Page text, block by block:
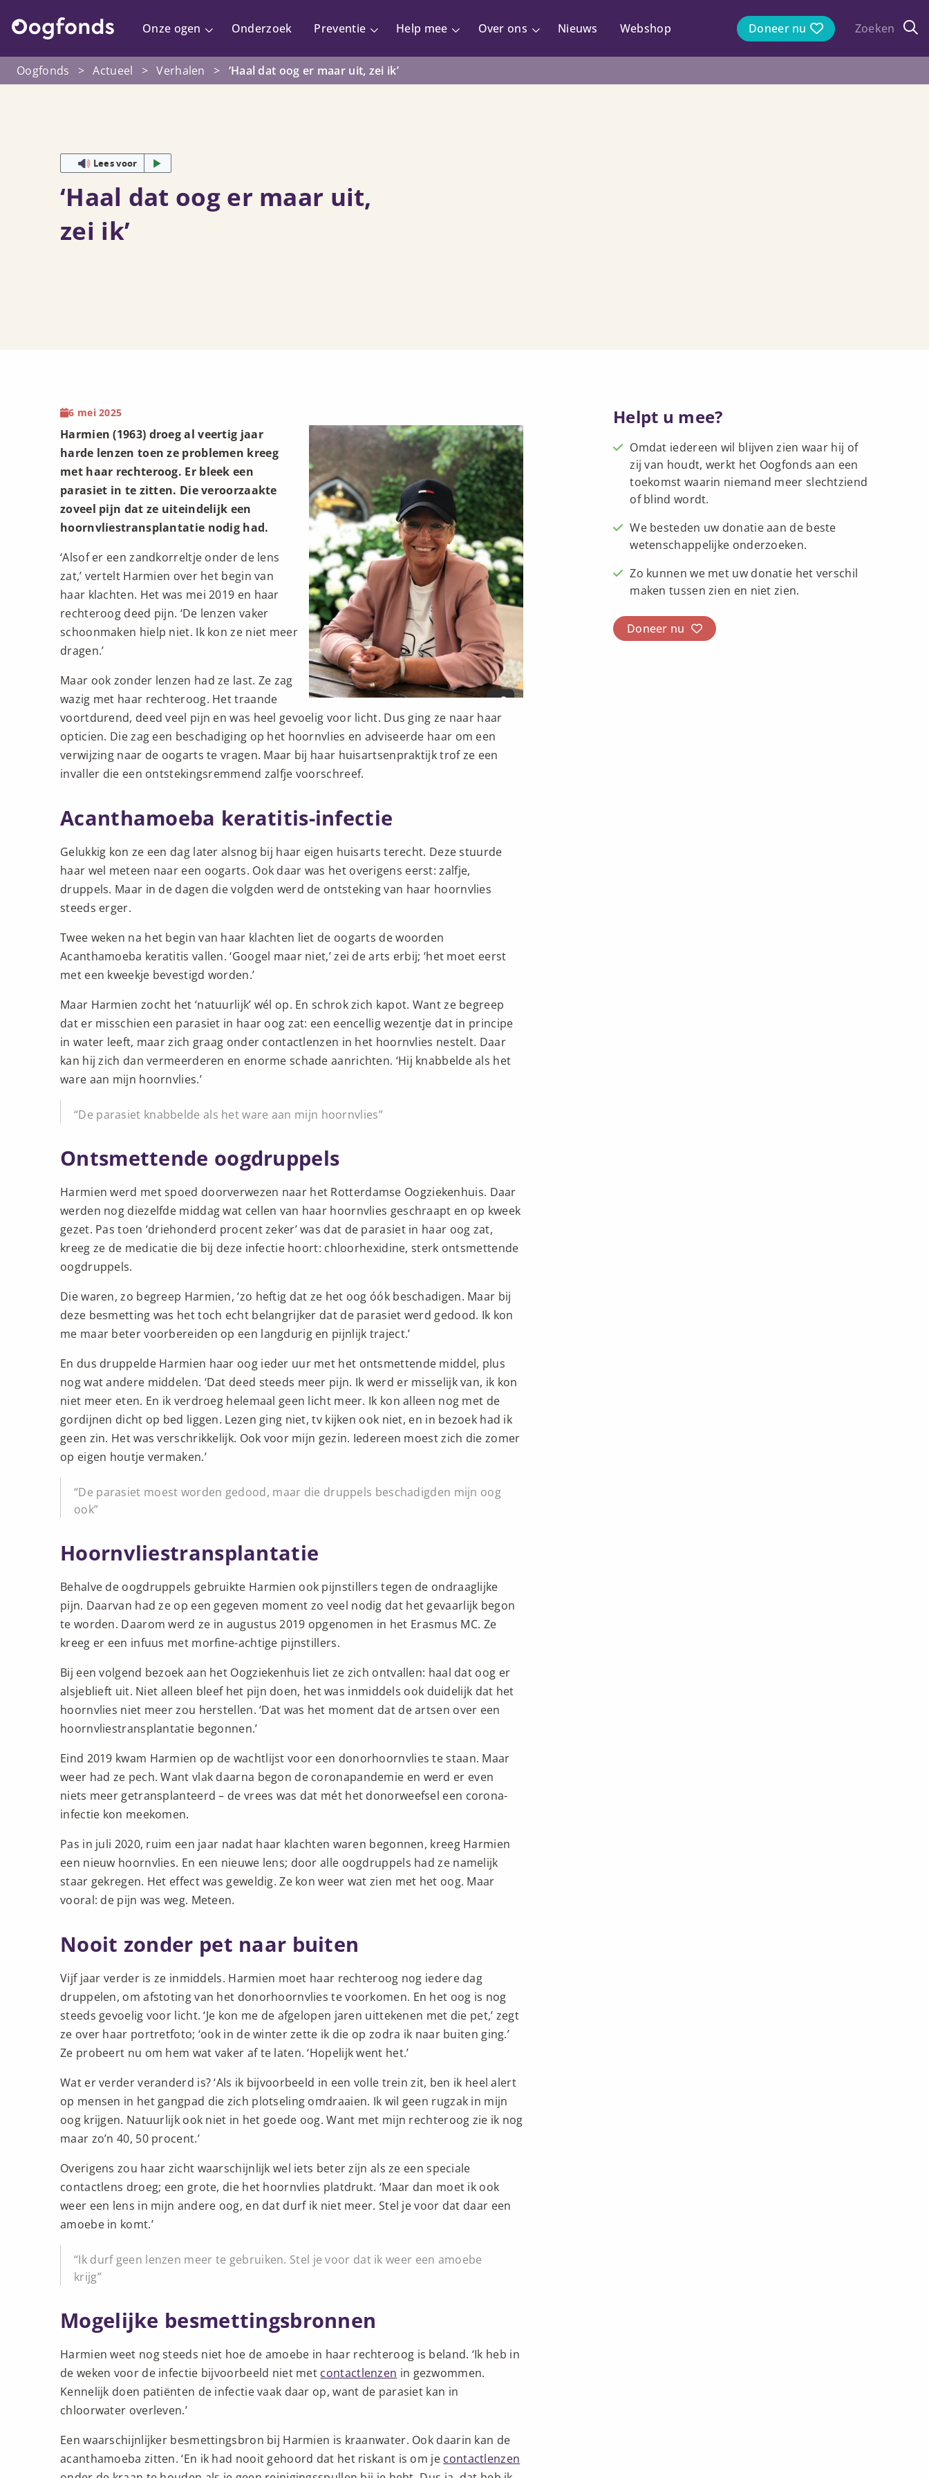
Onze ogen Onderzoek Preventie Help mee Over ons Nieuws Webshop Doneer nu Zoeken
Oogfonds > Actueel > Verhalen > ‘Haal dat oog er maar uit, zei ik’
Lees voor
‘Haal dat oog er maar uit,
zei ik’
6 mei 2025
Harmien (1963) droeg al veertig jaar
harde lenzen toen ze problemen kreeg
met haar rechteroog. Er bleek een
parasiet in te zitten. Die veroorzaakte
zoveel pijn dat ze uiteindelijk een
hoornvliestransplantatie nodig had.
‘Alsof er een zandkorreltje onder de lens
zat,’ vertelt Harmien over het begin van
haar klachten. Het was mei 2019 en haar
rechteroog deed pijn. ‘De lenzen vaker
schoonmaken hielp niet. Ik kon ze niet meer
dragen.’
Maar ook zonder lenzen had ze last. Ze zag
wazig met haar rechteroog. Het traande
voortdurend, deed veel pijn en was heel gevoelig voor licht. Dus ging ze naar haar
opticien. Die zag een beschadiging op het hoornvlies en adviseerde haar om een
verwijzing naar de oogarts te vragen. Maar bij haar huisartsenpraktijk trof ze een
invaller die een ontstekingsremmend zalfje voorschreef.
Acanthamoeba keratitis-infectie
Gelukkig kon ze een dag later alsnog bij haar eigen huisarts terecht. Deze stuurde
haar wel meteen naar een oogarts. Ook daar was het overigens eerst: zalfje,
druppels. Maar in de dagen die volgden werd de ontsteking van haar hoornvlies
steeds erger.
Twee weken na het begin van haar klachten liet de oogarts de woorden
Acanthamoeba keratitis vallen. ‘Googel maar niet,’ zei de arts erbij; ‘het moet eerst
met een kweekje bevestigd worden.’
Maar Harmien zocht het ‘natuurlijk’ wél op. En schrok zich kapot. Want ze begreep
dat er misschien een parasiet in haar oog zat: een eencellig wezentje dat in principe
in water leeft, maar zich graag onder contactlenzen in het hoornvlies nestelt. Daar
kan hij zich dan vermeerderen en enorme schade aanrichten. ‘Hij knabbelde als het
ware aan mijn hoornvlies.’
De parasiet knabbelde als het ware aan mijn hoornvlies
Ontsmettende oogdruppels
Harmien werd met spoed doorverwezen naar het Rotterdamse Oogziekenhuis. Daar
werden nog diezelfde middag wat cellen van haar hoornvlies geschraapt en op kweek
gezet. Pas toen ‘driehonderd procent zeker’ was dat de parasiet in haar oog zat,
kreeg ze de medicatie die bij deze infectie hoort: chloorhexidine, sterk ontsmettende
oogdruppels.
Die waren, zo begreep Harmien, ‘zo heftig dat ze het oog óók beschadigen. Maar bij
deze besmetting was het toch echt belangrijker dat de parasiet werd gedood. Ik kon
me maar beter voorbereiden op een langdurig en pijnlijk traject.’
En dus druppelde Harmien haar oog ieder uur met het ontsmettende middel, plus
nog wat andere middelen. ‘Dat deed steeds meer pijn. Ik werd er misselijk van, ik kon
niet meer eten. En ik verdroeg helemaal geen licht meer. Ik kon alleen nog met de
gordijnen dicht op bed liggen. Lezen ging niet, tv kijken ook niet, en in bezoek had ik
geen zin. Het was verschrikkelijk. Ook voor mijn gezin. Iedereen moest zich die zomer
op eigen houtje vermaken.’
De parasiet moest worden gedood, maar die druppels beschadigden mijn oog
ook
Hoornvliestransplantatie
Behalve de oogdruppels gebruikte Harmien ook pijnstillers tegen de ondraaglijke
pijn. Daarvan had ze op een gegeven moment zo veel nodig dat het gevaarlijk begon
te worden. Daarom werd ze in augustus 2019 opgenomen in het Erasmus MC. Ze
kreeg er een infuus met morfine-achtige pijnstillers.
Bij een volgend bezoek aan het Oogziekenhuis liet ze zich ontvallen: haal dat oog er
alsjeblieft uit. Niet alleen bleef het pijn doen, het was inmiddels ook duidelijk dat het
hoornvlies niet meer zou herstellen. ‘Dat was het moment dat de artsen over een
hoornvliestransplantatie begonnen.’
Eind 2019 kwam Harmien op de wachtlijst voor een donorhoornvlies te staan. Maar
weer had ze pech. Want vlak daarna begon de coronapandemie en werd er even
niets meer getransplanteerd – de vrees was dat mét het donorweefsel een corona-
infectie kon meekomen.
Pas in juli 2020, ruim een jaar nadat haar klachten waren begonnen, kreeg Harmien
een nieuw hoornvlies. En een nieuwe lens; door alle oogdruppels had ze namelijk
staar gekregen. Het effect was geweldig. Ze kon weer wat zien met het oog. Maar
vooral: de pijn was weg. Meteen.
Nooit zonder pet naar buiten
Vijf jaar verder is ze inmiddels. Harmien moet haar rechteroog nog iedere dag
druppelen, om afstoting van het donorhoornvlies te voorkomen. En het oog is nog
steeds gevoelig voor licht. ‘Je kon me de afgelopen jaren uittekenen met die pet,’ zegt
ze over haar portretfoto; ‘ook in de winter zette ik die op zodra ik naar buiten ging.’
Ze probeert nu om hem wat vaker af te laten. ‘Hopelijk went het.’
Wat er verder veranderd is? ‘Als ik bijvoorbeeld in een volle trein zit, ben ik heel alert
op mensen in het gangpad die zich plotseling omdraaien. Ik wil geen rugzak in mijn
oog krijgen. Natuurlijk ook niet in het goede oog. Want met mijn rechteroog zie ik nog
maar zo’n 40, 50 procent.’
Overigens zou haar zicht waarschijnlijk wel iets beter zijn als ze een speciale
contactlens droeg; een grote, die het hoornvlies platdrukt. ‘Maar dan moet ik ook
weer een lens in mijn andere oog, en dat durf ik niet meer. Stel je voor dat daar een
amoebe in komt.’
Ik durf geen lenzen meer te gebruiken. Stel je voor dat ik weer een amoebe
krijg
Mogelijke besmettingsbronnen
Harmien weet nog steeds niet hoe de amoebe in haar rechteroog is beland. ‘Ik heb in
de weken voor de infectie bijvoorbeeld niet met contactlenzen in gezwommen.
Kennelijk doen patiënten de infectie vaak daar op, want de parasiet kan in
chloorwater overleven.’
Een waarschijnlijker besmettingsbron bij Harmien is kraanwater. Ook daarin kan de
acanthamoeba zitten. ‘En ik had nooit gehoord dat het riskant is om je contactlenzen
Helpt u mee?
Omdat iedereen wil blijven zien waar hij of
zij van houdt, werkt het Oogfonds aan een
toekomst waarin niemand meer slechtziend
of blind wordt.
We besteden uw donatie aan de beste
wetenschappelijke onderzoeken.
Zo kunnen we met uw donatie het verschil
maken tussen zien en niet zien.
Doneer nu